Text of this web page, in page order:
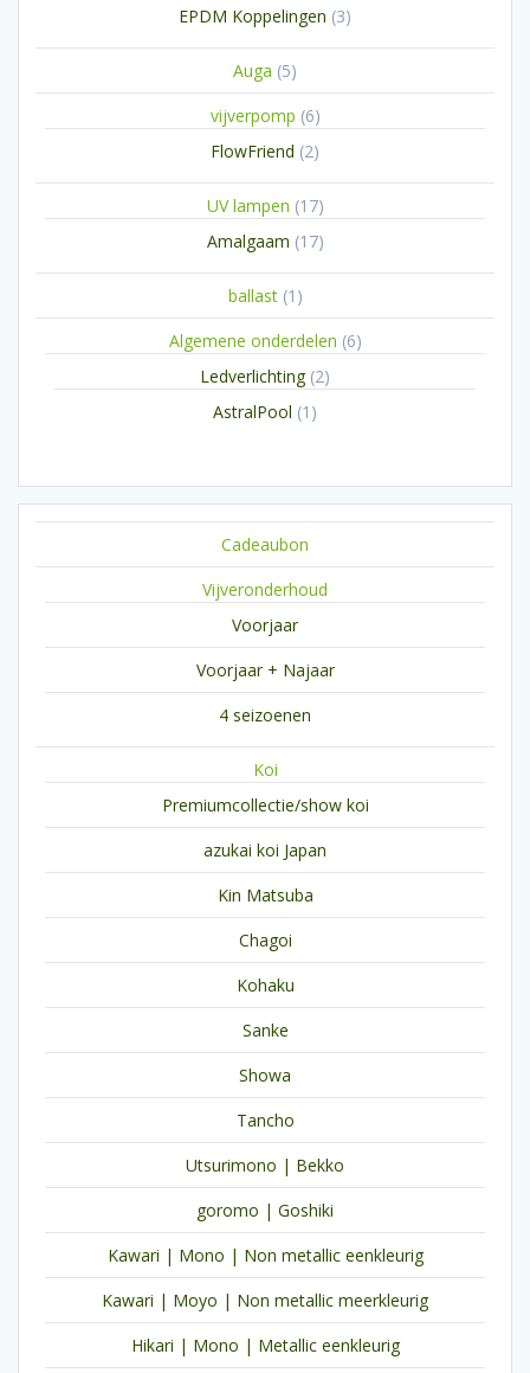
EPDM Koppelingen 33
Auga 55
producten
vijverpomp 66
FlowFriend 22
UV lampen 1717
Amalgaam 1717
ballast 1 1
product
Algemene onderdelen 66
Ledverlichting 22
AstralPool 1 1
Cadeaubon
Vijveronderhoud
Voorjaar
Voorjaar + Najaar
4 seizoenen
Koi
Premiumcollectie/show koi
azukai koi Japan
Kin Matsuba
Chagoi
Kohaku
Sanke
Showa
Tancho
Utsurimono | Bekko
goromo | Goshiki
Kawari | Mono | Non metallic eenkleurig
Kawari | Moyo | Non metallic meerkleurig
Hikari | Mono | Metallic eenkleurig